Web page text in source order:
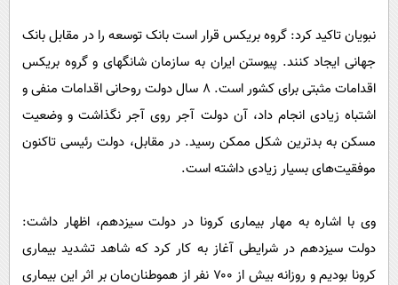
نبویان تاکید کرد: گروه بریکس قرار است بانک توسعه را در مقابل بانک
جهانی ایجاد کنند. پیوستن ایران به سازمان شانگهای و گروه بریکس
اقدامات مثبتی برای کشور است. ۸ سال دولت روحانی اقدامات منفی و
اشتباه زیادی انجام داد، آن دولت آجر روی آجر نگذاشت و وضعیت
مسکن به بدترین شکل ممکن رسید. در مقابل، دولت رئیسی تاکنون
موفقیت‌های بسیار زیادی داشته است.
وی با اشاره به مهار بیماری کرونا در دولت سیزدهم، اظهار داشت:
دولت سیزدهم در شرایطی آغاز به کار کرد که شاهد تشدید بیماری
کرونا بودیم و روزانه بیش از ۷۰۰ نفر از هموطنان‌مان بر اثر این بیماری